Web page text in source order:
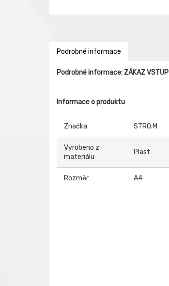
Podrobné informace
Podrobné informace: ZÁKAZ
Informace o produktu
Značka STRO.M
Vyrobeno z
materiálu
Plast
Rozměr A4